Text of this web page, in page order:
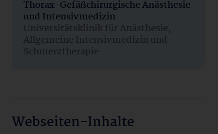
Thorax-Gefäßchirurgische Anästhesie
und Intensivmedizin
Universitätsklinik für Anästhesie,
Allgemeine Intensivmedizin und
Schmerztherapie
Webseiten-Inhalte